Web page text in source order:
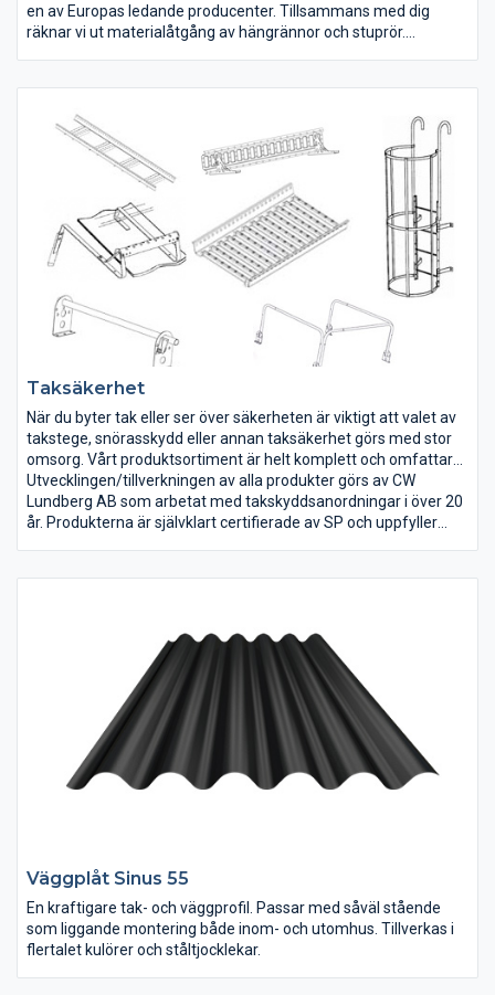
en av Europas ledande producenter. Tillsammans med dig
räknar vi ut materialåtgång av hängrännor och stuprör.
kostnad. Det räcker med att du har räknat ut takets vinkel i
grader som en ritning eller som en modell.
Taksäkerhet
När du byter tak eller ser över säkerheten är viktigt att valet av
takstege, snörasskydd eller annan taksäkerhet görs med stor
omsorg. Vårt produktsortiment är helt komplett och omfattar
även stegar i aluminium, vilket betyder att vi är en
fullsortiments leverantör/grossist av takskyddsanordningar.
Utvecklingen/tillverkningen av alla produkter görs av CW
Lundberg AB som arbetat med takskyddsanordningar i över 20
år. Produkterna är självklart certifierade av SP och uppfyller
Väggplåt Sinus 55
En kraftigare tak- och väggprofil. Passar med såväl stående
som liggande montering både inom- och utomhus. Tillverkas i
flertalet kulörer och ståltjocklekar.